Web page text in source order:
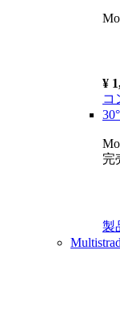
¥
コ
完
製